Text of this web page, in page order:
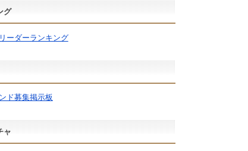
グ
ーダーランキング
ド募集掲示板
ャ